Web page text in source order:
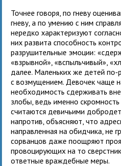
Точнее говоря, по гневу
гневу, а по умению с ним
нередко характеризуют
них развита способность
разрушительные эмоции:
«взрывной», «вспыльчивый»,
далее. Маленьких же детей по-
с возмущением. Девочек чаще
необходимость сдерживать
злобы, ведь именно
считаются девичьими
напротив, объясняют, что
направленная на обидчика, не
сорванцов даже поощряют
провоцирующих на то
ответные враждебные меры.